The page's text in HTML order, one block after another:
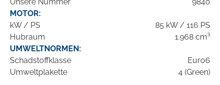
MOTOR:
kW / PS
85 kW / 116 PS
Hubraum
1.968 cm³
UMWELTNORMEN:
Schadstoffklasse
Euro6
Umweltplakette
4 (Green)